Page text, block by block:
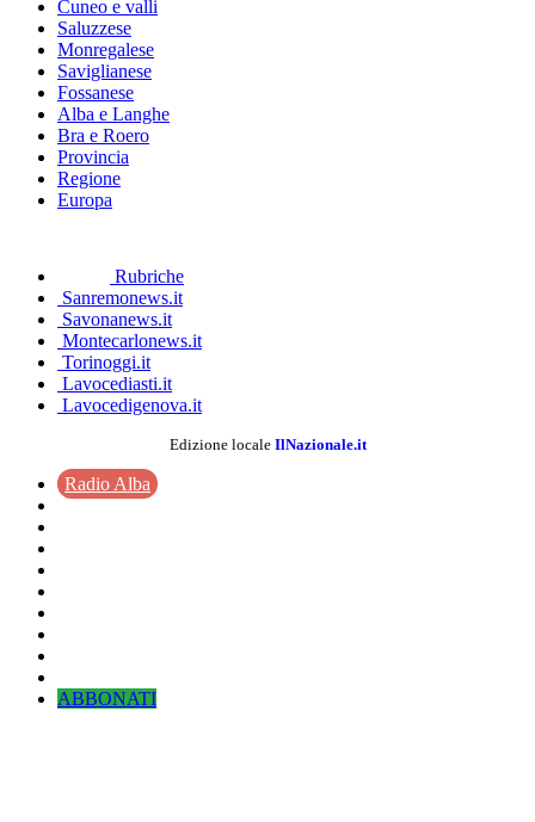
Cuneo e valli
Saluzzese
Monregalese
Saviglianese
Fossanese
Alba e Langhe
Bra e Roero
Provincia
Regione
Europa
Rubriche
Sanremonews.it
Savonanews.it
Montecarlonews.it
Torinoggi.it
Lavocediasti.it
Lavocedigenova.it
Edizione locale IlNazionale.it
Radio Alba
ABBONATI